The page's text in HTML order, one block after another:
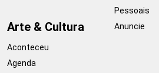
Arte & Cultura
Aconteceu
Agenda
Pessoais
Anuncie